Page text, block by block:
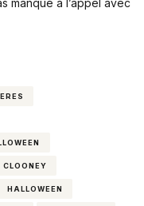
manqué à l’appel avec
CLOONEY
HALLOWEEN